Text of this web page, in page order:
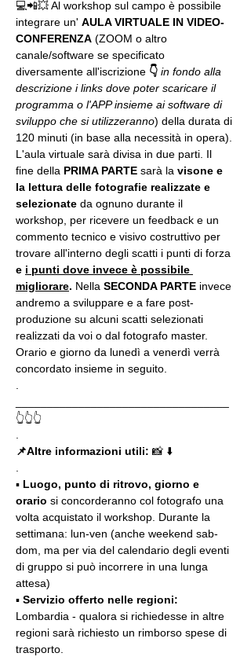
💻📲💥 Al workshop sul campo è possibile
integrare un' AULA VIRTUALE IN VIDEO-
CONFERENZA (ZOOM o altro
canale/software se specificato
diversamente all'iscrizione 👇 in fondo alla
descrizione i links dove poter scaricare il
programma o l'APP insieme ai software di
sviluppo che si utilizzeranno) della durata di
120 minuti (in base alla necessità in opera).
L'aula virtuale sarà divisa in due parti. Il
fine della PRIMA PARTE sarà la visone e
la lettura delle fotografie realizzate e
selezionate da ognuno durante il
workshop, per ricevere un feedback e un
commento tecnico e visivo costruttivo per
trovare all'interno degli scatti i punti di forza
e i punti dove invece è possibile
migliorare. Nella SECONDA PARTE invece
andremo a sviluppare e a fare post-
produzione su alcuni scatti selezionati
realizzati da voi o dal fotografo master.
Orario e giorno da lunedì a venerdì verrà
concordato insieme in seguito.
👆👆👆
📌Altre informazioni utili: 📸 ⬇️
▪️ Luogo, punto di ritrovo, giorno e
orario si concorderanno col fotografo una
volta acquistato il workshop. Durante la
settimana: lun-ven (anche weekend sab-
dom, ma per via del calendario degli eventi
di gruppo si può incorrere in una lunga
attesa)
▪️ Servizio offerto nelle regioni:
Lombardia - qualora si richiedesse in altre
regioni sarà richiesto un rimborso spese di
trasporto.